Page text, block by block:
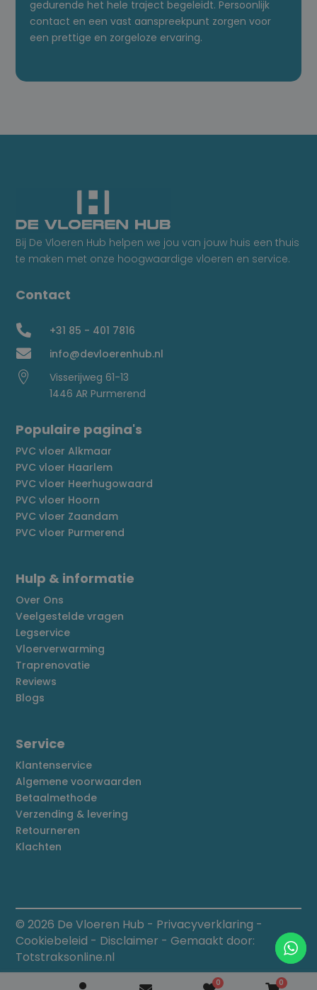
0 0
gedurende het hele traject begeleidt. Persoonlijk
contact en een vast aanspreekpunt zorgen voor
een prettige en zorgeloze ervaring.
Bij De Vloeren Hub helpen we jou van jouw huis een thuis
te maken met onze hoogwaardige vloeren en service.
Contact
 +31 85 - 401 7816
 info@devloerenhub.nl

Visserijweg 61-13
1446 AR Purmerend
Populaire pagina's
PVC vloer Alkmaar
PVC vloer Haarlem
PVC vloer Heerhugowaard
PVC vloer Hoorn
PVC vloer Zaandam
PVC vloer Purmerend
Hulp & informatie
Over Ons
Veelgestelde vragen
Legservice
Vloerverwarming
Traprenovatie
Reviews
Blogs
Service
Klantenservice
Algemene voorwaarden
Betaalmethode
Verzending & levering
Retourneren
Klachten
© 2026 De Vloeren Hub - Privacyverklaring -
Cookiebeleid - Disclaimer - Gemaakt door:
Totstraksonline.nl